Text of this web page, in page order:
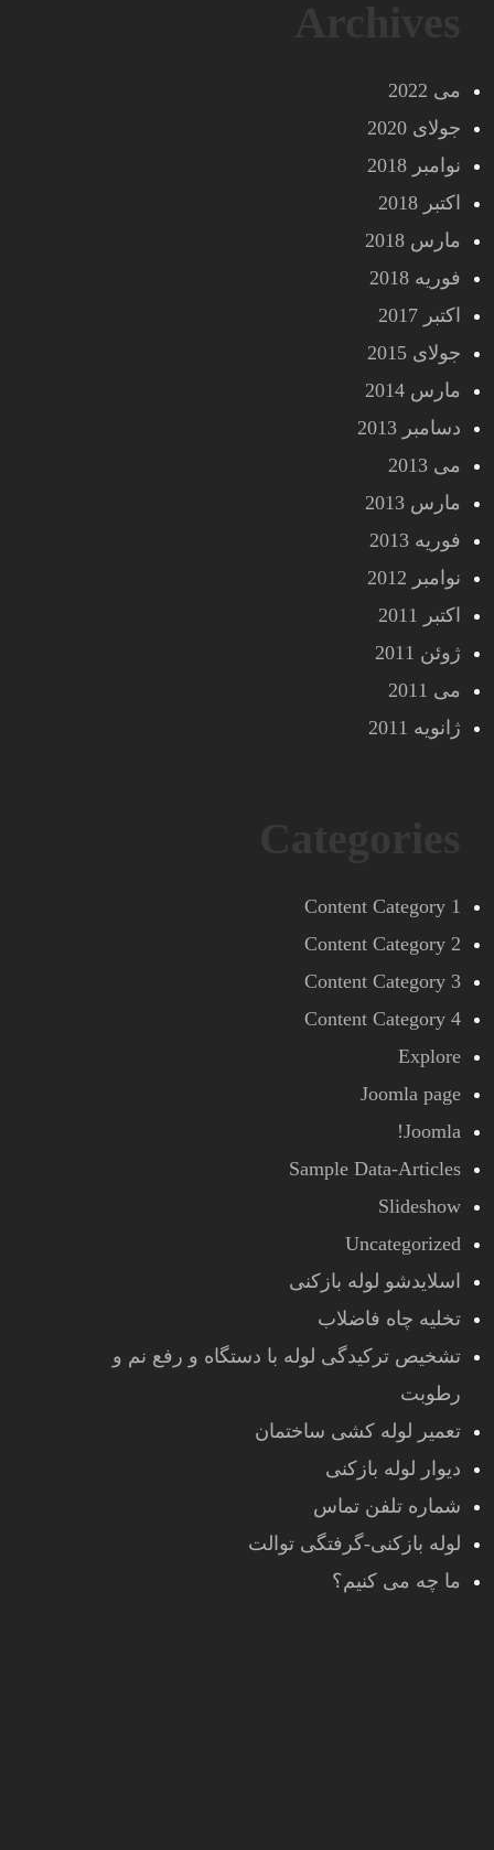
می 2022
جولای 2020
نوامبر 2018
اکتبر 2018
مارس 2018
فوریه 2018
اکتبر 2017
جولای 2015
مارس 2014
دسامبر 2013
می 2013
مارس 2013
فوریه 2013
نوامبر 2012
اکتبر 2011
ژوئن 2011
می 2011
ژانویه 2011
Content Category 1
Content Category 2
Content Category 3
Content Category 4
Explore
Joomla page
Joomla!
Sample Data-Articles
Slideshow
Uncategorized
اسلایدشو لوله بازکنی
تخلیه چاه فاضلاب
تشخیص ترکیدگی لوله با دستگاه و رفع نم و
رطوبت
تعمیر لوله کشی ساختمان
دیوار لوله بازکنی
شماره تلفن تماس
لوله بازکنی-گرفتگی توالت
ما چه می کنیم؟